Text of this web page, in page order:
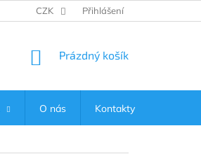
CZK Přihlášení
NÁKUPNÍ
Prázdný košík
O nás Kontakty